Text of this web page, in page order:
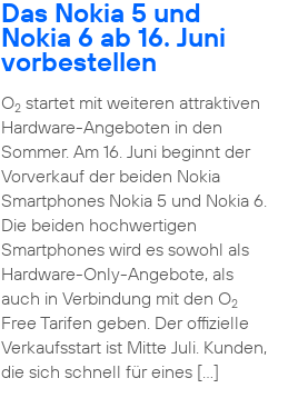
Das Nokia 5 und
Nokia 6 ab 16. Juni
vorbestellen
O2startet mit weiteren attraktiven
Hardware-Angeboten in den
Sommer. Am 16. Juni beginnt der
Vorverkauf der beiden Nokia
Smartphones Nokia 5 und Nokia 6.
Die beiden hochwertigen
Smartphones wird es sowohl als
Hardware-Only-Angebote, als
auch in Verbindung mit den O2
Free Tarifen geben. Der offizielle
Verkaufsstart ist Mitte Juli. Kunden,
die sich schnell für eines […]